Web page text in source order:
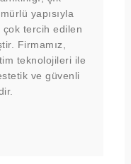
yapısıyla
tercih edilen
Firmamız,
teknolojileri ile
ve güvenli